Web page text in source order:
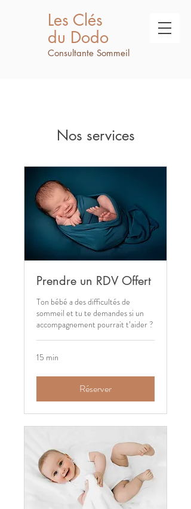
Les Clés
du Dodo
Consultante Sommeil
Nos services
Prendre un RDV Offert
Ton bébé a des difficultés de
sommeil et tu te demandes si un
accompagnement pourrait t’aider ?
15 min
Réserver